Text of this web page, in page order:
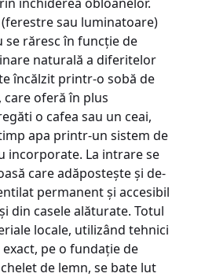
sau luminatoare)
se răresc în funcţie de
naturală a diferitelor
încălzit printr-o sobă de
care oferă în plus
o cafea sau un ceai,
apa printr-un sistem de
incorporate. La intrare se
care adăposteşte şi de­
permanent şi ac­ce­sibil
din casele ală­turate. Totul
lo­ca­le, utilizând tehnici
pe o fundaţie de
de lemn, se bate lut